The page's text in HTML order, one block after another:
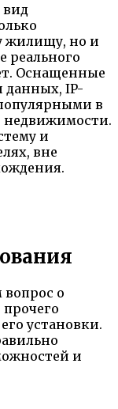
вид
жилищу, но и
реального
Оснащенные
данных, IP-
в
недвижимости.
и
вне
о
установки.
и